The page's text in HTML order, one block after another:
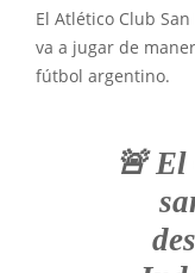
El Atlético Club
va a jugar de
fútbol argentino.
🚨 El